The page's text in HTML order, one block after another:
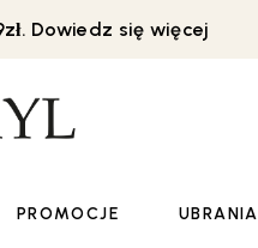
Dowiedz się więcej
PROMOCJE UBRANIA